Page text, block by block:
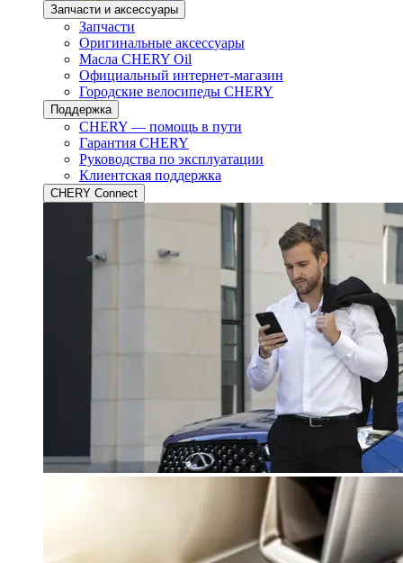
Запчасти и аксессуары
Запчасти
Оригинальные аксессуары
Масла CHERY Oil
Официальный интернет-магазин
Городские велосипеды CHERY
Поддержка
CHERY — помощь в пути
Гарантия CHERY
Руководства по эксплуатации
Клиентская поддержка
CHERY Connect